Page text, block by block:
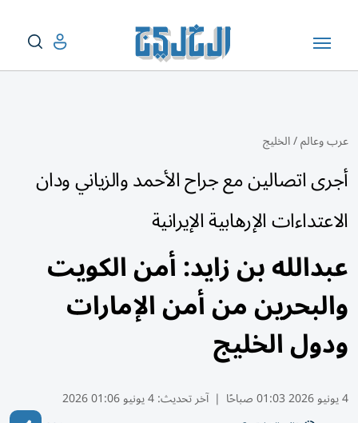
عرب وعالم/الخليج
أجرى اتصالين مع جراح الأحمد والزياني ودان
الاعتداءات الإرهابية الإيرانية
عبدالله بن زايد: أمن الكويت
والبحرين من أمن الإمارات
ودول الخليج
4 يونيو 2026 01:03 صباحًا | آخر تحديث:4 يونيو 01:06 2026